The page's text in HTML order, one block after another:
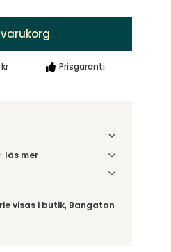
Prisgaranti
läs mer
port/tomtgräns. Innan
hela ordern tillsammans.
ångerrätten.
visas i butik, Bangatan